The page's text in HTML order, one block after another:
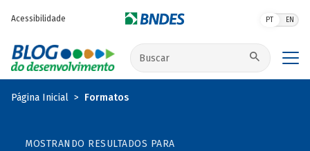
Acessibilidade PT EN
Buscar no site
Página Inicial Formatos
MOSTRANDO RESULTADOS PARA